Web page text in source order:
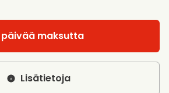
päivää maksutta
Lisätietoja